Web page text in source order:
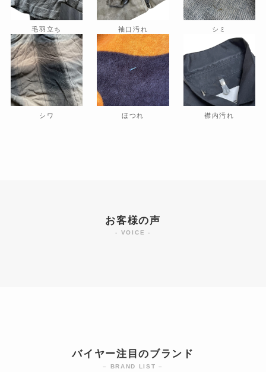
毛羽立ち 袖口汚れ シミ
シワ ほつれ 襟内汚れ
お客様の声
- VOICE -
バイヤー注目のブランド
– BRAND LIST –